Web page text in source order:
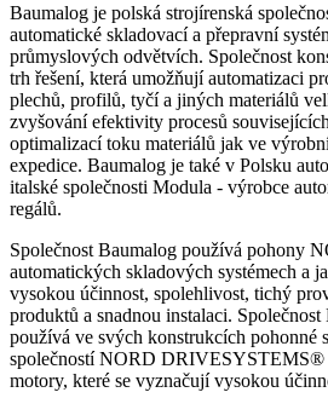
Baumalog je polská strojírenská
automatické skladovací a přepravní
průmyslových odvětvích. Společnost
trh řešení, která umožňují automatizaci
plechů, profilů, tyčí a jiných materiálů
zvyšování efektivity procesů
optimalizací toku materiálů jak ve
expedice. Baumalog je také v Polsku
italské společnosti Modula - výrobce
regálů.
Společnost Baumalog používá pohony
automatických skladových systémech a
vysokou účinnost, spolehlivost, tichý
produktů a snadnou instalaci.
používá ve svých konstrukcích pohonné
společností NORD DRIVESYSTEMS®
motory, které se vyznačují vysokou